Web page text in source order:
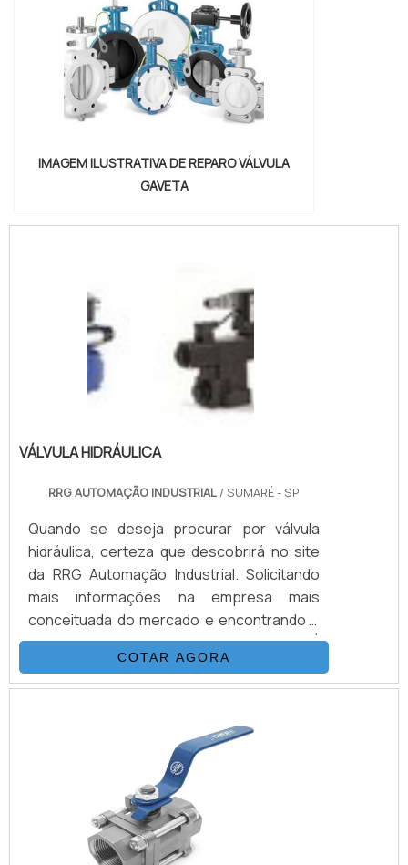
IMAGEM ILUSTRATIVA DE REPARO VÁLVULA
GAVETA
VÁLVULA HIDRÁULICA
RRG AUTOMAÇÃO INDUSTRIAL / SUMARÉ - SP
Quando se deseja procurar por válvula
hidráulica, certeza que descobrirá no site
da RRG Automação Industrial. Solicitando
mais informações na empresa mais
conceituada do mercado e encontrando a
melhor referência em qualidade.É
importante lembrar que o produto deve
sempre ser adquirido com empresas
cuidado ajuda a garantir a qualidade e
durabilidade dos materiais, além de evitar
prejuízos com substituições frequentes de
peças defeituosas. Assim, é possível
poupar gastos desnecessários.DETALHES
SOBRE VÁLVULA HIDRÁULICASe alguém
COTAR AGORA